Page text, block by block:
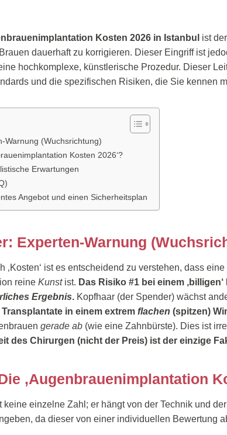
Kosten 2026 in Istanbul ist
dauerhaft zu korrigieren. Dieser Eingriff ist
hochkomplexe, künstlerische Prozedur. Dieser
und die spezifischen Risiken, die Sie kennen
Warnung (Wuchsrichtung)
Kosten 2026‘?
Erwartungen
Angebot und einen Sicherheitsplan
Experten-Warnung
‚Kosten‘ ist es entscheidend zu verstehen, dass eine
reine Kunstist. Das Risiko #1 bei einem
Ergebnis. Kopfhaar (der Spender) wächst
Transplantate in einem extrem flachen (spitzen)
gerade ab (wie eine Zahnbürste). Dies ist
des Chirurgen (nicht der Preis) ist der einzige
‚Augenbrauenimplantation
keine einzelne Zahl; er hängt von der Technik und
da dieser von einer individuellen Bewertung